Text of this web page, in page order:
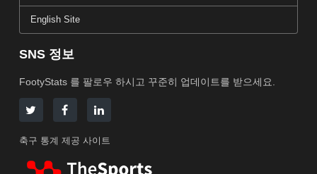
English Site
SNS 정보
FootyStats 를 팔로우 하시고 꾸준히 업데이트를 받으세요.
축구 통계 제공 사이트